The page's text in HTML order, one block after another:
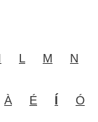
L M N
À É Í Ó